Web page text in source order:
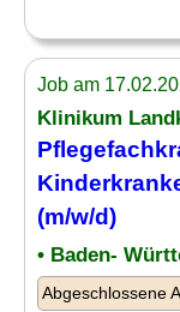
Job am
Klinikum
(m/w/d)
• Baden-
Abgeschlossene